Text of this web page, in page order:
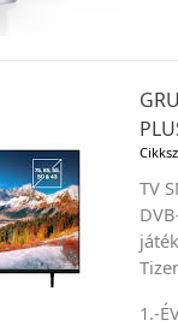
TV
1.-